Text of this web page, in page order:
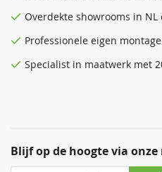
Blijf op de hoogte via
Overdekte showrooms in NL
Professionele eigen
Specialist in maatwerk met